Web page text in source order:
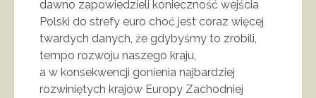
dawno zapowiedzieli konieczność wejścia
Polski do strefy euro choć jest coraz więcej
twardych danych, że gdybyśmy to zrobili,
tempo rozwoju naszego kraju,
a w konsekwencji gonienia najbardziej
rozwiniętych krajów Europy Zachodniej